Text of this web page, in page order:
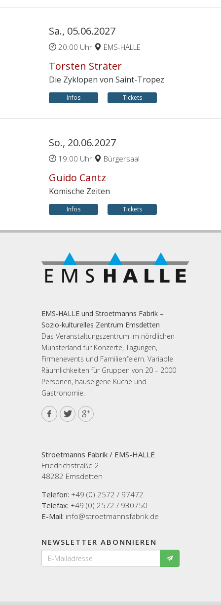
Sa., 05.06.2027
20:00 Uhr EMS-HALLE
Torsten Sträter
Die Zyklopen von Saint-Tropez
Infos Tickets
So., 20.06.2027
19:00 Uhr Bürgersaal
Guido Cantz
Komische Zeiten
Infos Tickets
EMS-HALLE und Stroetmanns Fabrik –
Sozio-kulturelles Zentrum Emsdetten
Das Veranstaltungszentrum im nördlichen
Münsterland für Konzerte, Tagungen,
Firmenevents und Familienfeiern. Variable
Räumlichkeiten für Gruppen von 20 – 2000
Personen, hauseigene Küche und
Gastronomie.
Stroetmanns Fabrik / EMS-HALLE
Friedrichstraße 2
48282 Emsdetten
Telefon: +49 (0) 2572 / 97472
Telefax: +49 (0) 2572 / 930750
E-Mail: info@stroetmannsfabrik.de
NEWSLETTER ABONNIEREN